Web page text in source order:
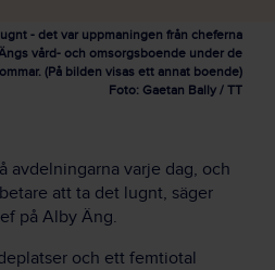
- det var uppmaningen från cheferna
vård- och omsorgsboende under de
(På bilden visas ett annat boende)
Foto: Gaetan Bally / TT
avdelningarna varje dag, och
att ta det lugnt, säger
på Alby Äng.
och ett femtiotal